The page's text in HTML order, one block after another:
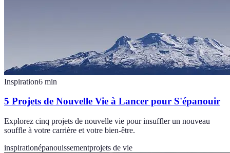
Inspiration6 min
5 Projets de Nouvelle Vie à Lancer pour S'épanouir
Explorez cinq projets de nouvelle vie pour insuffler un nouveau
souffle à votre carrière et votre bien-être.
inspirationépanouissementprojets de vie